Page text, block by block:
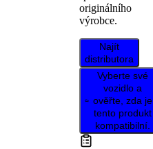
originálního
výrobce.
Najít
distributora
Vyberte své
vozidlo a
ověřte, zda je
tento produkt
kompatibilní.